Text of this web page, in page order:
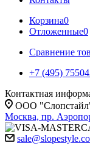
Корзина0
Отложенные0
Сравнение
+7 (495)
Контактная
ООО
Москва, пр.